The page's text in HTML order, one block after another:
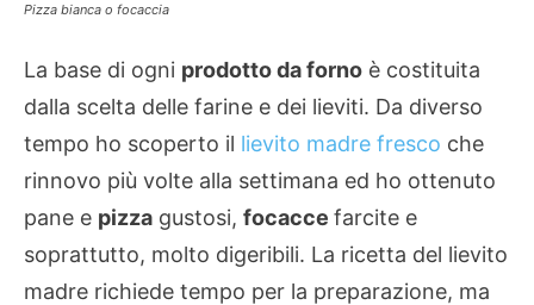
Pizza bianca o focaccia
La base di ogni prodotto da forno è costituita
dalla scelta delle farine e dei lieviti. Da diverso
tempo ho scoperto il lievito madre fresco che
rinnovo più volte alla settimana ed ho ottenuto
pane e pizza gustosi, focacce farcite e
soprattutto, molto digeribili. La ricetta del lievito
madre richiede tempo per la preparazione, ma